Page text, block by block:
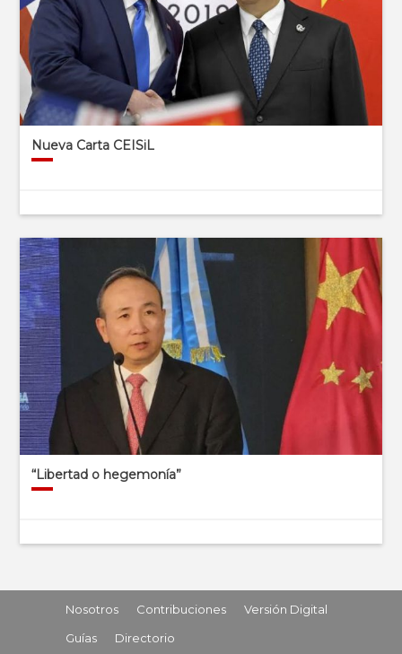
Nueva Carta CEISiL
“Libertad o hegemonía”
Nosotros Contribuciones
Versión Digital
Guías
Directorio